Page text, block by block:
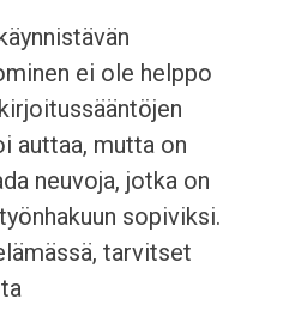
ei ole helppo
auttaa, mutta on
neuvoja, jotka on
sopiviksi.
tarvitset